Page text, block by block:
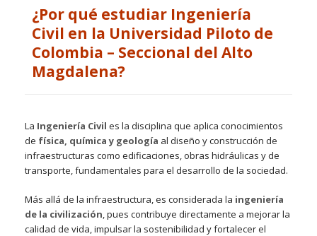
¿Por qué estudiar Ingeniería
Civil en la Universidad Piloto de
Colombia – Seccional del Alto
Magdalena?
La Ingeniería Civil es la disciplina que aplica conocimientos
de física, química y geología al diseño y construcción de
infraestructuras como edificaciones, obras hidráulicas y de
transporte, fundamentales para el desarrollo de la sociedad.
Más allá de la infraestructura, es considerada la ingeniería
de la civilización, pues contribuye directamente a mejorar la
calidad de vida, impulsar la sostenibilidad y fortalecer el